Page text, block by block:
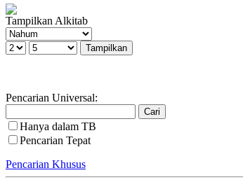
Tampilkan Alkitab
Pencarian Universal:
Hanya dalam TB
Pencarian Tepat
Pencarian Khusus